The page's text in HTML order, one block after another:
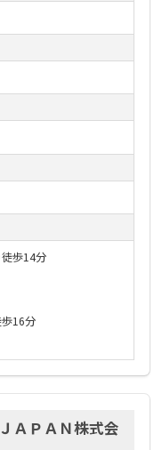
歩14分
16分
ＰＡＮ株式会